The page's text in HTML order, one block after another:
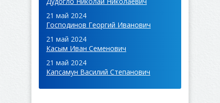
21 май 2024
Господинов Георгий Иванович
21 май 2024
Касым Иван Семенович
21 май 2024
Капсамун Василий Степанович